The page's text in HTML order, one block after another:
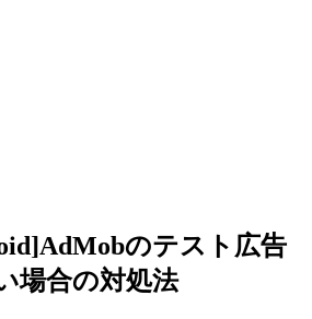
のテスト広告
場合の対処法